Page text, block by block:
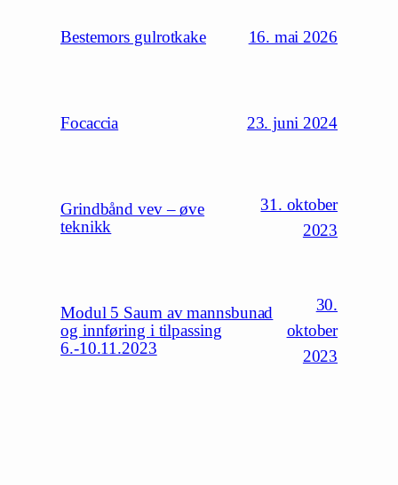
Bestemors gulrotkake 16. mai 2026
Focaccia 23. juni 2024
Grindbånd vev – øve
teknikk
31. oktober
2023
Modul 5 Saum av mannsbunad
og innføring i tilpassing
6.-10.11.2023
30.
oktober
2023